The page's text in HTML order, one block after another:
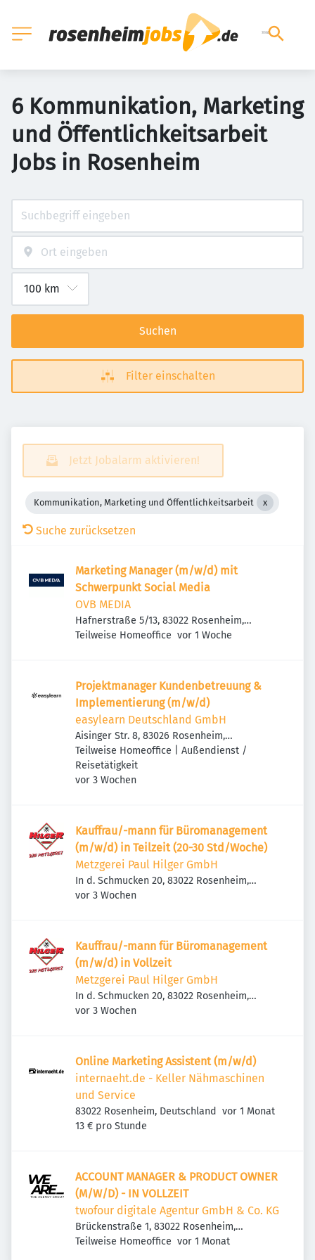
6 Kommunikation, Marketing
und Öffentlichkeitsarbeit
Jobs in Rosenheim
Suchen
Filter einschalten
Jetzt Jobalarm aktivieren!
Kommunikation, Marketing und Öffentlichkeitsarbeit
Suche zurücksetzen
Marketing Manager (m/w/d) mit
Schwerpunkt Social Media
OVB MEDIA
Hafnerstraße 5/13, 83022 Rosenheim,
Deutschland
Teilweise Homeoffice Veröffentlicht
vor 1 Woche
Projektmanager Kundenbetreuung &
Implementierung (m/w/d)
easylearn Deutschland GmbH
Aisinger Str. 8, 83026 Rosenheim,
Deutschland
Teilweise Homeoffice | Außendienst /
Reisetätigkeit
Veröffentlicht
vor 3 Wochen
Kauffrau/-mann für Büromanagement
(m/w/d) in Teilzeit (20-30 Std/Woche)
Metzgerei Paul Hilger GmbH
In d. Schmucken 20, 83022 Rosenheim,
Deutschland
Veröffentlicht
vor 3 Wochen
Kauffrau/-mann für Büromanagement
(m/w/d) in Vollzeit
Metzgerei Paul Hilger GmbH
In d. Schmucken 20, 83022 Rosenheim,
Deutschland
Veröffentlicht
vor 3 Wochen
Online Marketing Assistent (m/w/d)
internaeht.de - Keller Nähmaschinen
und Service
83022 Rosenheim, Deutschland Veröffentlicht
vor 1 Monat
13 € pro Stunde
ACCOUNT MANAGER & PRODUCT OWNER
(M/W/D) - IN VOLLZEIT
twofour digitale Agentur GmbH & Co. KG
Brückenstraße 1, 83022 Rosenheim,
Deutschland
Teilweise Homeoffice Veröffentlicht
vor 1 Monat